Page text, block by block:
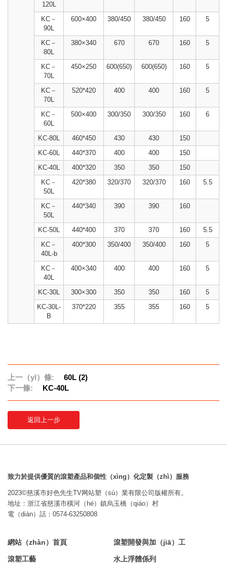
120L
KC－
90L
600×400 380/450 380/450 160 5
KC－
80L
380×340 670 670 160 5
KC－
70L
450×250 600(650) 600(650) 160 5
KC－
70L
520*420 400 400 160 5
KC－
60L
500×400 300/350 300/350 160 6
KC-80L 460*450 430 430
150
KC-60L
440*370 400 400
150
KC-40L
400*320 350 350
150
KC－
50L
420*380 320/370 320/370 160 5.5
KC－
50L
440*340 390 390 160
KC-50L 440*400 370 370 160
5.5
KC－
40L-b
400*300 350/400 350/400 160 5
KC－
40L
400×340 400 400 160 5
KC-30L 300×300 350 350 160
5
KC-30L-
B
370*220 355 355 160 5
上一（yī）條:
60L (2)
下一條:
KC-40L
返回上一步
致力於提供優質的滾塑產品和個性（xìng）化定製（zhì）服務
2023©慈溪市好色先生TV网站塑（sù）業有限公司版權所有。
地址：浙江省慈溪市橫河（hé）鎮烏玉橋（qiáo）村
電（diàn）話：0574-63250808
網站（zhàn）首頁
滾塑工藝
滾塑開發與加（jiā）工
水上浮體係列